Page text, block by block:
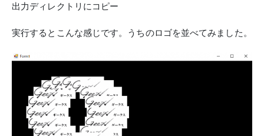
出力ディレクトリにコピー
実行するとこんな感じです。うちのロゴを並べてみました。